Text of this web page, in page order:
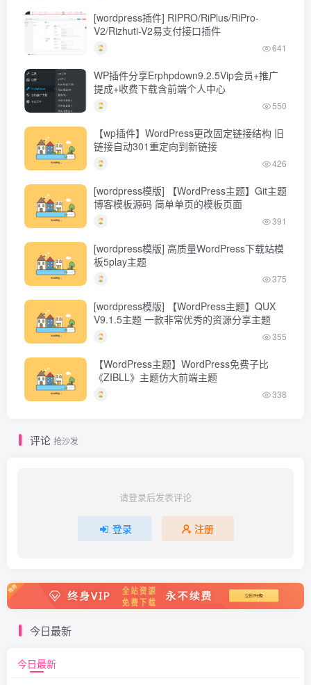
[wordpress插件] RIPRO/RiPlus/RiPro-
V2/Rizhuti-V2易支付接口插件
641
WP插件分享Erphpdown9.2.5Vip会员+推广
提成+收费下载含前端个人中心
550
【wp插件】WordPress更改固定链接结构 旧
链接自动301重定向到新链接
426
[wordpress模版] 【WordPress主题】Git主题
博客模板源码 简单单页的模板页面
391
[wordpress模版] 高质量WordPress下载站模
板5play主题
375
[wordpress模版] 【WordPress主题】QUX
V9.1.5主题 一款非常优秀的资源分享主题
355
【WordPress主题】WordPress免费子比
《ZIBLL》主题仿大前端主题
338
评论 抢沙发
请登录后发表评论
登录 注册
今日最新
今日最新